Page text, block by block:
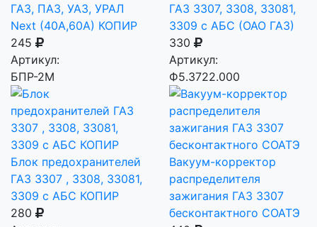
ГАЗ, ПАЗ, УАЗ, УРАЛ
Next (40A,60A) КОПИР
245
Артикул:
БПР-2М
ГАЗ 3307, 3308, 33081,
3309 с АБС (ОАО ГАЗ)
330
Артикул:
Ф5.3722.000
Блок предохранителей
ГАЗ 3307 , 3308, 33081,
3309 с АБС КОПИР
280
Вакуум-корректор
распределителя
зажигания ГАЗ 3307
бесконтактного СОАТЭ